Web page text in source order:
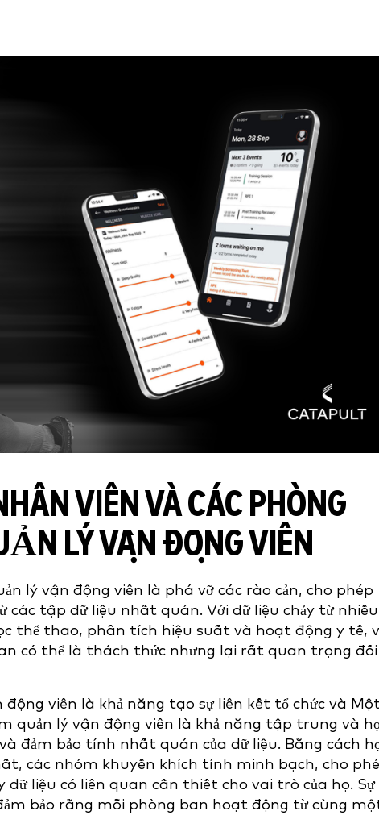
VIÊN VÀ CÁC PHÒNG
LÝ VẬN ĐỘNG VIÊN
lý vận động viên là phá vỡ các rào cản, cho phép
các tập dữ liệu nhất quán. Với dữ liệu chảy từ nhiều
thể thao, phân tích hiệu suất và hoạt động y tế,
có thể là thách thức nhưng lại rất quan trọng đối
viên là khả năng tạo sự liên kết tổ chức và
quản lý vận động viên là khả năng tập trung và
đảm bảo tính nhất quán của dữ liệu. Bằng cách
các nhóm khuyến khích tính minh bạch, cho
liệu có liên quan cần thiết cho vai trò của họ. Sự
bảo rằng mỗi phòng ban hoạt động từ cùng